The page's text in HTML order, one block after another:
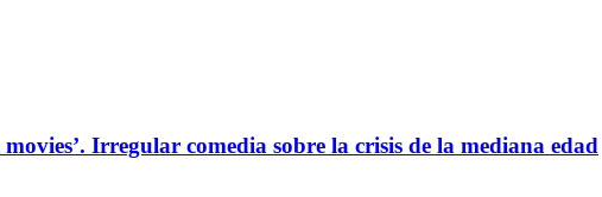
movies’. Irregular comedia sobre la crisis de la mediana edad